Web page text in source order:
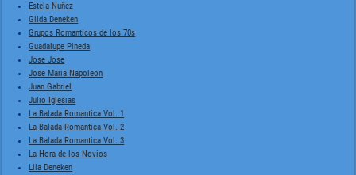
Estela Nuñez
Gilda Deneken
Grupos Romanticos de los 70s
Guadalupe Pineda
Jose Jose
Jose Maria Napoleon
Juan Gabriel
Julio Iglesias
La Balada Romantica Vol. 1
La Balada Romantica Vol. 2
La Balada Romantica Vol. 3
La Hora de los Novios
Lila Deneken